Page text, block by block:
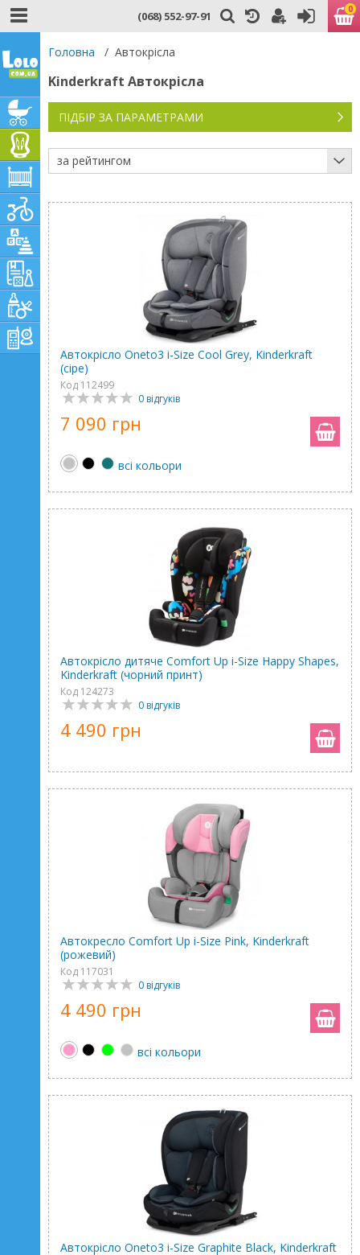
(068) 552-97-91 0
Головна / Автокрісла
Kinderkraft Автокрісла
ПІДБІР ЗА ПАРАМЕТРАМИ
за рейтингом
Автокрісло Oneto3 i-Size Cool Grey, Kinderkraft
(сіре)
Код 112499
0 відгуків
7 090 грн
всі кольори
Автокрісло дитяче Comfort Up i-Size Happy Shapes,
Kinderkraft (чорний принт)
Код 124273
0 відгуків
4 490 грн
Автокресло Comfort Up i-Size Pink, Kinderkraft
(рожевий)
Код 117031
0 відгуків
4 490 грн
всі кольори
Автокрісло Oneto3 i-Size Graphite Black, Kinderkraft